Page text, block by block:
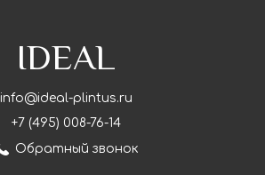
IDEAL
info@ideal-plintus.ru
+7 (495) 008-76-14
Обратный звонок